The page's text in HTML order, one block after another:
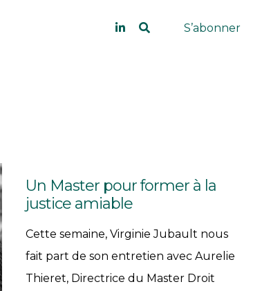
S’abonner
Un Master pour former à la
justice amiable
Cette semaine, Virginie Jubault nous
fait part de son entretien avec Aurelie
Thieret, Directrice du Master Droit